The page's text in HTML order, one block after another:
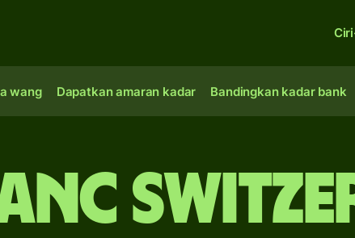
wang Dapatkan amaran kadar Bandingkan kadar bank